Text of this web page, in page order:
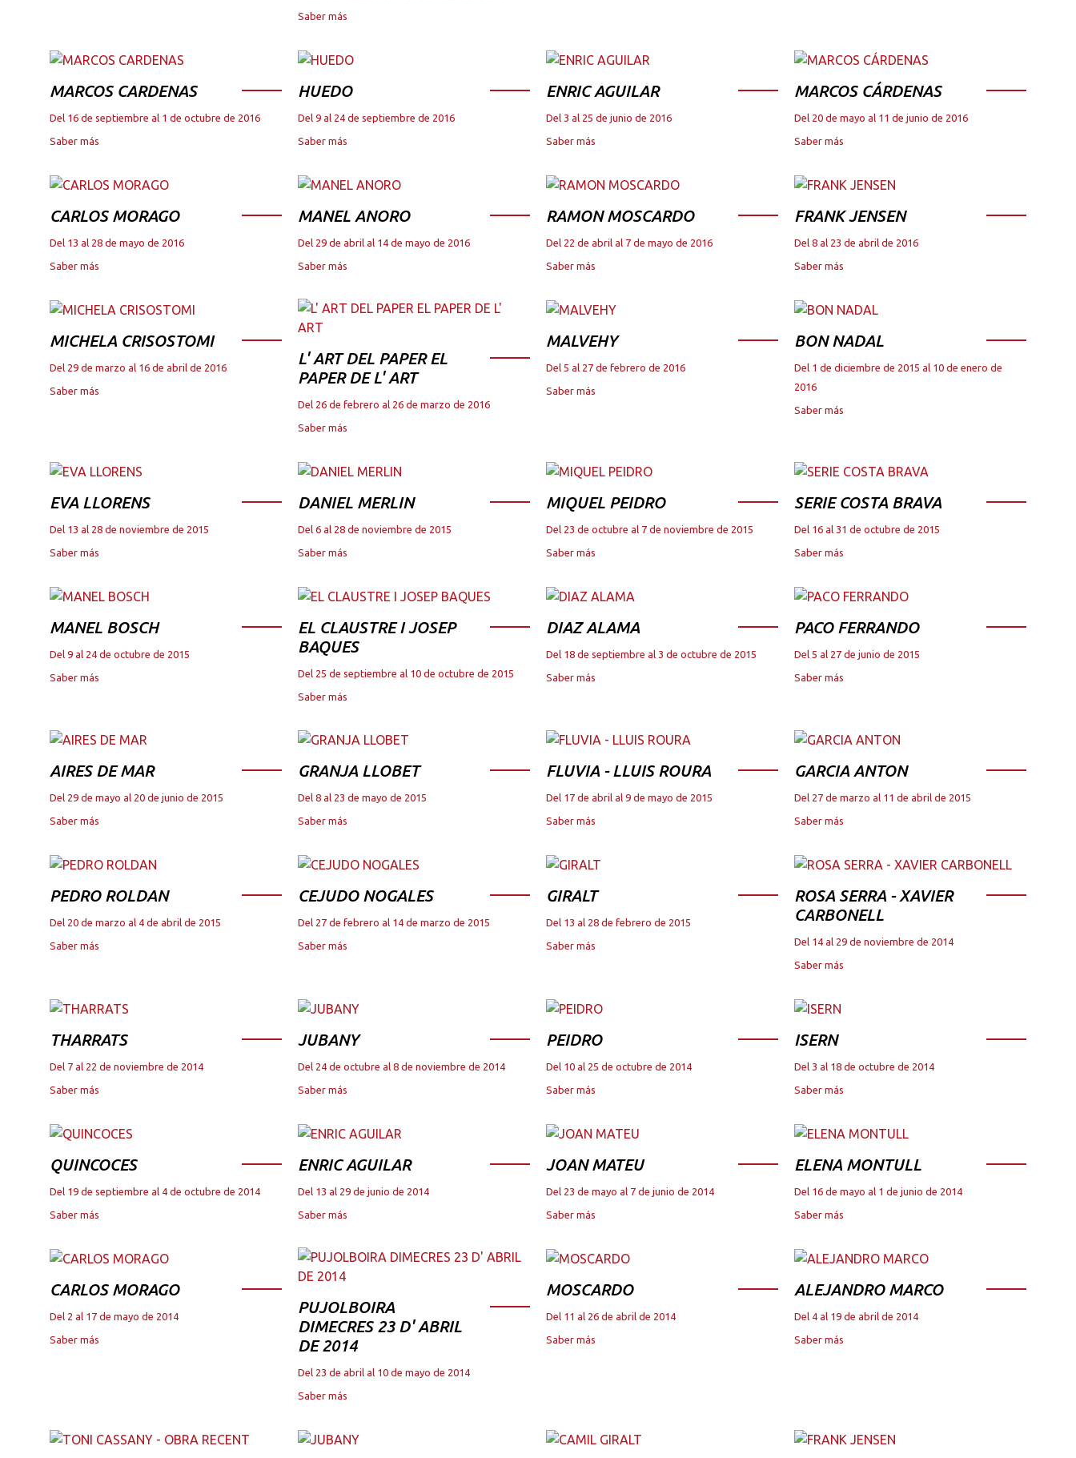
Saber más
MARCOS CARDENAS
Del 16 de septiembre al 1 de octubre de 2016
Saber más
HUEDO
Del 9 al 24 de septiembre de 2016
Saber más
ENRIC AGUILAR
Del 3 al 25 de junio de 2016
Saber más
MARCOS CÁRDENAS
Del 20 de mayo al 11 de junio de 2016
Saber más
CARLOS MORAGO
Del 13 al 28 de mayo de 2016
Saber más
MANEL ANORO
Del 29 de abril al 14 de mayo de 2016
Saber más
RAMON MOSCARDO
Del 22 de abril al 7 de mayo de 2016
Saber más
FRANK JENSEN
Del 8 al 23 de abril de 2016
Saber más
MICHELA CRISOSTOMI
Del 29 de marzo al 16 de abril de 2016
Saber más
L' ART DEL PAPER EL
PAPER DE L' ART
Del 26 de febrero al 26 de marzo de 2016
Saber más
MALVEHY
Del 5 al 27 de febrero de 2016
Saber más
BON NADAL
Del 1 de diciembre de 2015 al 10 de enero de
2016
Saber más
EVA LLORENS
Del 13 al 28 de noviembre de 2015
Saber más
DANIEL MERLIN
Del 6 al 28 de noviembre de 2015
Saber más
MIQUEL PEIDRO
Del 23 de octubre al 7 de noviembre de 2015
Saber más
SERIE COSTA BRAVA
Del 16 al 31 de octubre de 2015
Saber más
MANEL BOSCH
Del 9 al 24 de octubre de 2015
Saber más
EL CLAUSTRE I JOSEP
BAQUES
Del 25 de septiembre al 10 de octubre de 2015
Saber más
DIAZ ALAMA
Del 18 de septiembre al 3 de octubre de 2015
Saber más
PACO FERRANDO
Del 5 al 27 de junio de 2015
Saber más
AIRES DE MAR
Del 29 de mayo al 20 de junio de 2015
Saber más
GRANJA LLOBET
Del 8 al 23 de mayo de 2015
Saber más
FLUVIA - LLUIS ROURA
Del 17 de abril al 9 de mayo de 2015
Saber más
GARCIA ANTON
Del 27 de marzo al 11 de abril de 2015
Saber más
PEDRO ROLDAN
Del 20 de marzo al 4 de abril de 2015
Saber más
CEJUDO NOGALES
Del 27 de febrero al 14 de marzo de 2015
Saber más
GIRALT
Del 13 al 28 de febrero de 2015
Saber más
ROSA SERRA - XAVIER
CARBONELL
Del 14 al 29 de noviembre de 2014
Saber más
THARRATS
Del 7 al 22 de noviembre de 2014
Saber más
JUBANY
Del 24 de octubre al 8 de noviembre de 2014
Saber más
PEIDRO
Del 10 al 25 de octubre de 2014
Saber más
ISERN
Del 3 al 18 de octubre de 2014
Saber más
QUINCOCES
Del 19 de septiembre al 4 de octubre de 2014
Saber más
ENRIC AGUILAR
Del 13 al 29 de junio de 2014
Saber más
JOAN MATEU
Del 23 de mayo al 7 de junio de 2014
Saber más
ELENA MONTULL
Del 16 de mayo al 1 de junio de 2014
Saber más
CARLOS MORAGO
Del 2 al 17 de mayo de 2014
Saber más
PUJOLBOIRA
DIMECRES 23 D' ABRIL
DE 2014
Del 23 de abril al 10 de mayo de 2014
Saber más
MOSCARDO
Del 11 al 26 de abril de 2014
Saber más
ALEJANDRO MARCO
Del 4 al 19 de abril de 2014
Saber más